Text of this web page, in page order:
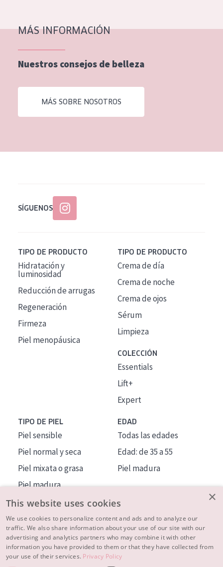
Piel normal y seca
Piel mixata o grasa
Piel madura
Piel expuesta al sol
Piel menopáusica
Todas las edades
MÁS INFORMACIÓN
Nuestros consejos de belleza
MÁS SOBRE NOSOTROS
SÍGUENOS
TIPO DE PRODUCTO
Hidratación y
luminosidad
Reducción de arrugas
Regeneración
Firmeza
Piel menopáusica
TIPO DE PRODUCTO
Crema de día
Crema de noche
Crema de ojos
Sérum
Limpieza
COLECCIÓN
Essentials
Lift+
Expert
TIPO DE PIEL
Piel sensible
Piel normal y seca
Piel mixata o grasa
Piel madura
Piel expuesta al sol
Piel menopáusica
EDAD
Todas las edades
Edad: de 35 a 55
Piel madura
MÁS SOBRE NOSOTROS
INSPIRACIÓN
×
This website uses cookies
We use cookies to personalize content and ads and to analyze our
traffic. We also share information about your use of our site with our
advertising and analytics partners who may combine it with other
information you have provided to them or that they have collected from
your use of their services. Privacy Policy